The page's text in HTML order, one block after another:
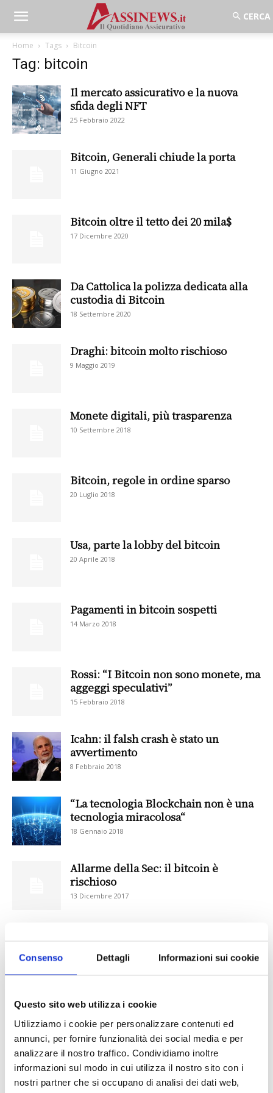
Consenso Dettagli Informazioni sui cookie
Questo sito web utilizza i cookie
Utilizziamo i cookie per personalizzare contenuti ed
annunci, per fornire funzionalità dei social media e per
analizzare il nostro traffico. Condividiamo inoltre
informazioni sul modo in cui utilizza il nostro sito con i
nostri partner che si occupano di analisi dei dati web,
Home Tags Bitcoin
Tag: bitcoin
Il mercato assicurativo e la nuova
sfida degli NFT
25 Febbraio 2022
Bitcoin, Generali chiude la porta
11 Giugno 2021
Bitcoin oltre il tetto dei 20 mila$
17 Dicembre 2020
Da Cattolica la polizza dedicata alla
custodia di Bitcoin
18 Settembre 2020
Draghi: bitcoin molto rischioso
9 Maggio 2019
Monete digitali, più trasparenza
10 Settembre 2018
Bitcoin, regole in ordine sparso
20 Luglio 2018
Usa, parte la lobby del bitcoin
20 Aprile 2018
Pagamenti in bitcoin sospetti
14 Marzo 2018
Rossi: “I Bitcoin non sono monete, ma
aggeggi speculativi”
15 Febbraio 2018
Icahn: il falsh crash è stato un
avvertimento
8 Febbraio 2018
“La tecnologia Blockchain non è una
tecnologia miracolosa“
18 Gennaio 2018
Allarme della Sec: il bitcoin è
rischioso
13 Dicembre 2017
11 Dicembre 2017
Bitcoin, al via il primo fondo comune
in Europa
24 Novembre 2017
Dietro il bitcoin c’è la forza del
blockchain